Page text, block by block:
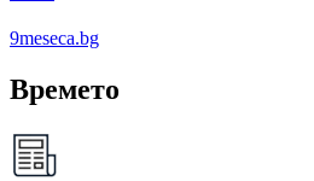
9meseca.bg
Времето